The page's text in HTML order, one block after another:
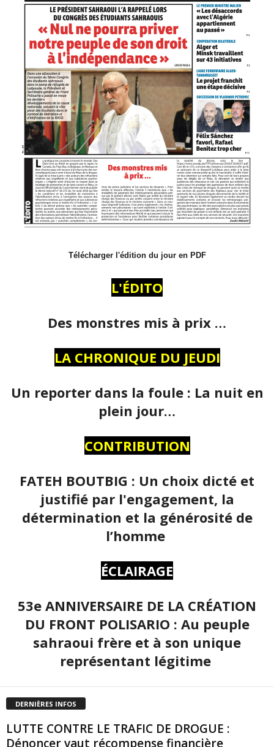
Télécharger l'édition du jour en PDF
L'ÉDITO
Des monstres mis à prix …
LA CHRONIQUE DU JEUDI
Un reporter dans la foule : La nuit en
plein jour…
CONTRIBUTION
FATEH BOUTBIG : Un choix dicté et
justifié par l'engagement, la
détermination et la générosité de
l’homme
ÉCLAIRAGE
53e ANNIVERSAIRE DE LA CRÉATION
DU FRONT POLISARIO : Au peuple
sahraoui frère et à son unique
représentant légitime
DERNIÈRES INFOS
LUTTE CONTRE LE TRAFIC DE DROGUE :
Dénoncer vaut récompense financière